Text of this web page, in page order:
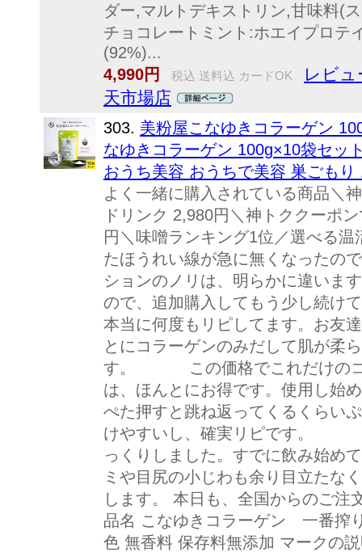
ダー,マルトデキストリン,甘味料(
チョコレートミント:ホエイプロテ
(92%)...
4,990円
税込 送料込 カードOK
レビュ
天市場店
303. 美粉屋こなゆきコラーゲン
なゆきコラーゲン 100g×10袋セッ
おうち美容 おうちで美容 巣ごも
よく一緒に購入されている商品＼
ドリンク 2,980円＼神トククーポ
円＼味噌ランキング1位／選べる
たほうれい線が急に無くなったの
ションのノリは、明らかに違いま
ので、追加購入してもう少し
本当に何度もリピしてます。お友
とにコラーゲンのみだして肌が柔
す。 この価格でこれだけのコ
は、ほんとにお得です。使用し始
ぺた押すと跳ね返ってくるくらい
けやすいし、確実リピです。
っくりしました。すでに飲み始め
ミや目尻の小じわも余り目立たな
します。 本日も、全国からのご注
品名 こなゆきコラーゲン 一番搾
色 無香料 保存料無添加 マークの